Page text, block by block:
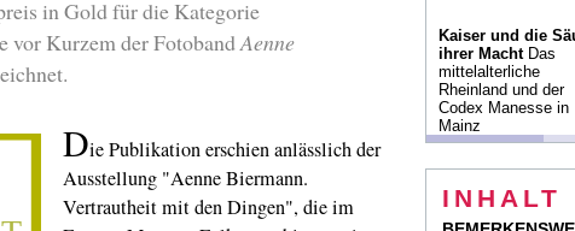
in Gold für die Kategorie
vor Kurzem der FotobandAenne
Die Publikation erschien anlässlich der
Ausstellung "Aenne Biermann.
Vertrautheit mit den Dingen", die im
Kaiser und die
ihrer Macht Das
mittelalterliche
Rheinland und der
Codex Manesse in
Mainz
Japans
SeeleIllustrierte
Biografie: Hokusai
Comic
INHALT